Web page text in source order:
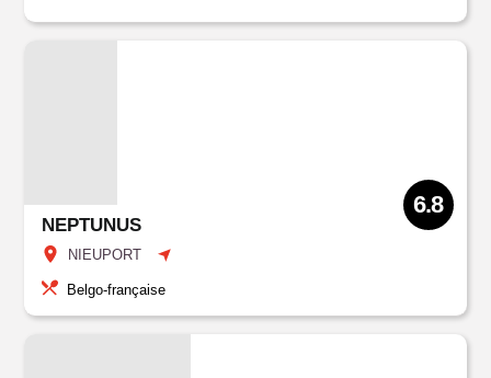
NEPTUNUS
NIEUPORT
6.8
Belgo-française